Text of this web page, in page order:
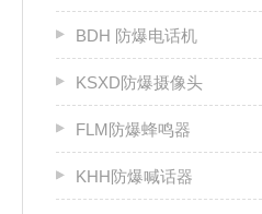
BDH 防爆电话机
KSXD防爆摄像头
FLM防爆蜂鸣器
KHH防爆喊话器